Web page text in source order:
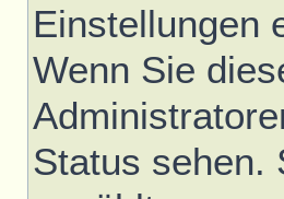
Einstellungen
Wenn Sie
Status sehen.